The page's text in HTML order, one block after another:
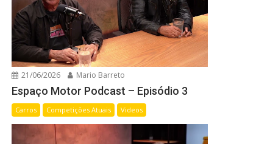
21/06/2026 Mario Barreto
Espaço Motor Podcast – Episódio 3
Carros Competições Atuais Videos